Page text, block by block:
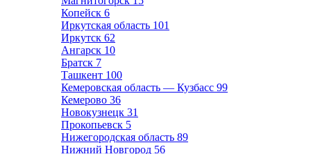
Копейск 6
Иркутская область 101
Иркутск 62
Ангарск 10
Братск 7
Ташкент 100
Кемеровская область — Кузбасс 99
Кемерово 36
Новокузнецк 31
Прокопьевск 5
Нижегородская область 89
Нижний Новгород 56